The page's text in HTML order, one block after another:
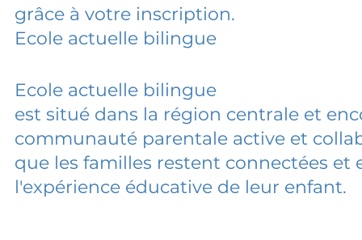
grâce à votre inscription.
Ecole actuelle bilingue
Ecole actuelle bilingue
est situé dans la région centrale et
communauté parentale active et
que les familles restent connectées et
l'expérience éducative de leur enfant.